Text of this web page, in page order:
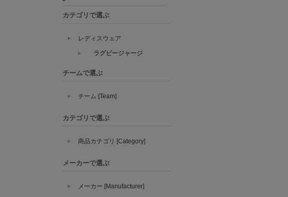
カテゴリで選ぶ
レディスウェア
ラグビージャージ
チームで選ぶ
チーム [Team]
カテゴリで選ぶ
商品カテゴリ [Category]
メーカーで選ぶ
メーカー [Manufacturer]